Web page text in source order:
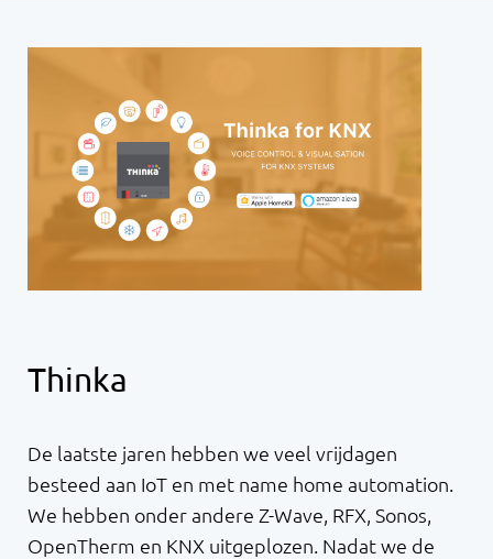
Thinka
De laatste jaren hebben we veel vrijdagen
besteed aan IoT en met name home automation.
We hebben onder andere Z-Wave, RFX, Sonos,
OpenTherm en KNX uitgeplozen. Nadat we de